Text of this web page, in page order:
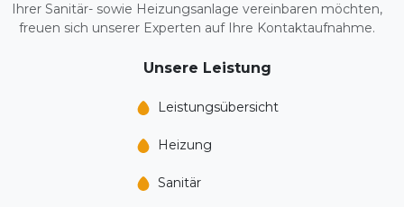
Ihrer Sanitär- sowie Heizungsanlage vereinbaren möchten,
freuen sich unserer Experten auf Ihre Kontaktaufnahme.
Unsere Leistung
Leistungs­übersicht
Heizung
Sanitär